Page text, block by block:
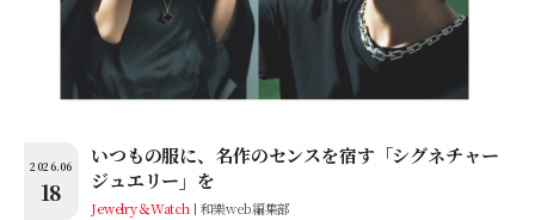
2026.06
18
いつもの服に、名作のセンスを宿す「シグネチャー
ジュエリー」を
Jewelry＆Watch 和樂web編集部